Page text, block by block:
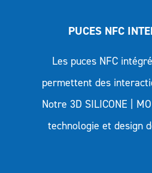
PUCES NFC
Les puces NFC
permettent des
Notre 3D SILICONE |
technologie et design